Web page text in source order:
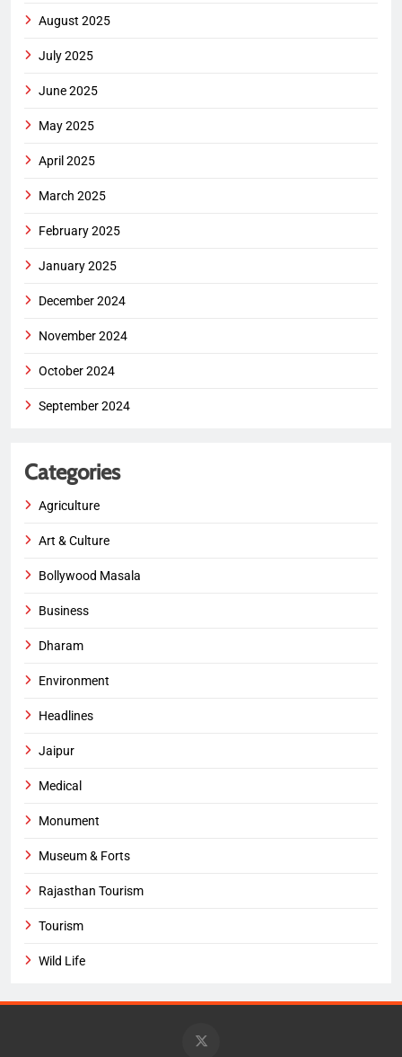
August 2025
July 2025
June 2025
May 2025
April 2025
March 2025
February 2025
January 2025
December 2024
November 2024
October 2024
September 2024
Categories
Agriculture
Art & Culture
Bollywood Masala
Business
Dharam
Environment
Headlines
Jaipur
Medical
Monument
Museum & Forts
Rajasthan Tourism
Tourism
Wild Life